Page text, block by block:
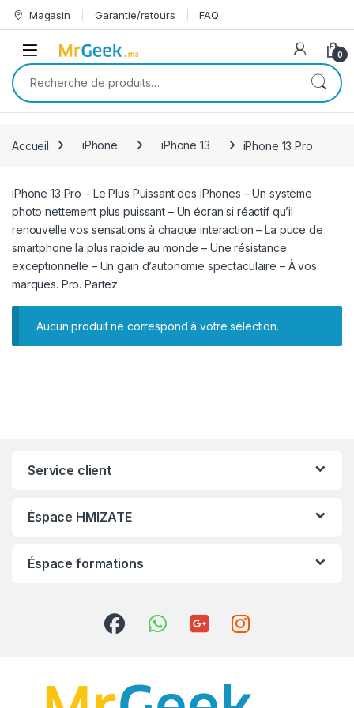
Skip to navigation
Skip to content
Magasin Garantie/retours FAQ
Open 0
Recherche pour :
Accueil iPhone iPhone 13 iPhone 13 Pro
iPhone 13 Pro – Le Plus Puissant des iPhones – Un système
photo nettement plus puissant – Un écran si réactif qu’il
renouvelle vos sensations à chaque interaction – La puce de
smartphone la plus rapide au monde – Une résistance
exceptionnelle – Un gain d’autonomie spectaculaire – À vos
marques. Pro. Partez.
Aucun produit ne correspond à votre sélection.
Service client
Éspace HMIZATE
Éspace formations